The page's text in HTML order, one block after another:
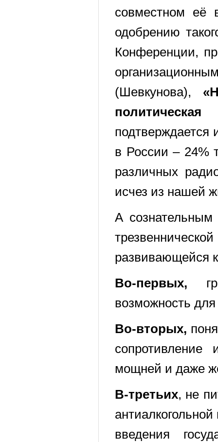
совместном её
одобрению
Конференции,
(Шевкунова),
в России – 24%
различных
исчез из нашей
А сознательным
развивающейся
Во-первых,
возможность
Во-вторых,
мощней и даже
В-третьих, не
введения